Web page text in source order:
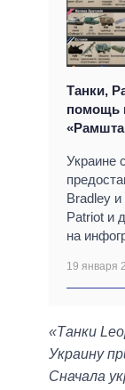
Танки,
помощь
Украине
Bradley
Patriot и
на
19 января
«Танки
Украину
Сначала